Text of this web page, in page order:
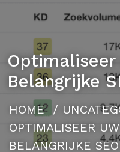
Belangrijke
HOME/
OPTIMALISEER
BELANGRIJKE